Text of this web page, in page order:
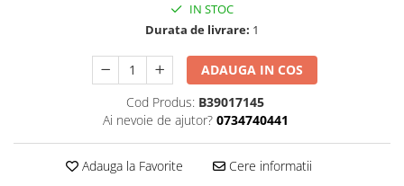
IN STOC
Durata de livrare: 1
ADAUGA IN COS
Cod Produs: B39017145
Ai nevoie de ajutor? 0734740441
Adauga la Favorite Cere informatii